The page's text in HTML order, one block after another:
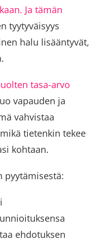
Ja tämän
tyytyväisyys
halu lisääntyvät,
tasa-arvo
vapauden ja
vahvistaa
tietenkin tekee
kohtaan.
pyytämisestä:
ehdotuksen